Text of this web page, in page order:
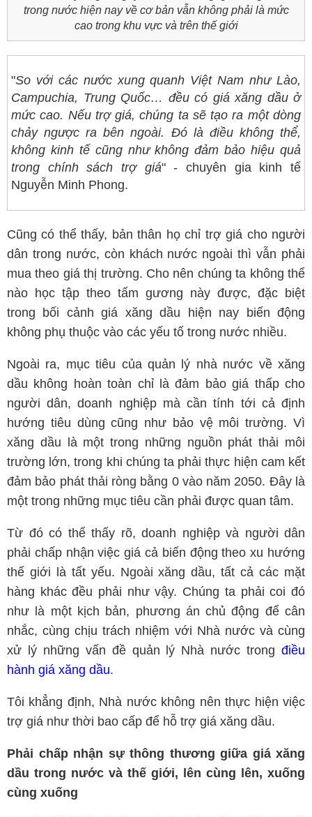
trong nước hiện nay về cơ bản vẫn không phải là mức
cao trong khu vực và trên thế giới
"So với các nước xung quanh Việt Nam như Lào,
Campuchia, Trung Quốc… đều có giá xăng dầu ở
mức cao. Nếu trợ giá, chúng ta sẽ tạo ra một dòng
chảy ngược ra bên ngoài. Đó là điều không thể,
không kinh tế cũng như không đảm bảo hiệu quả
trong chính sách trợ giá" - chuyên gia kinh tế
Nguyễn Minh Phong.
Cũng có thể thấy, bản thân họ chỉ trợ giá cho người
dân trong nước, còn khách nước ngoài thì vẫn phải
mua theo giá thị trường. Cho nên chúng ta không thể
nào học tập theo tấm gương này được, đặc biệt
trong bối cảnh giá xăng dầu hiện nay biến động
không phụ thuộc vào các yếu tố trong nước nhiều.
Ngoài ra, mục tiêu của quản lý nhà nước về xăng
dầu không hoàn toàn chỉ là đảm bảo giá thấp cho
người dân, doanh nghiệp mà cần tính tới cả định
hướng tiêu dùng cũng như bảo vệ môi trường. Vì
xăng dầu là một trong những nguồn phát thải môi
trường lớn, trong khi chúng ta phải thực hiện cam kết
đảm bảo phát thải ròng bằng 0 vào năm 2050. Đây là
một trong những mục tiêu cần phải được quan tâm.
Từ đó có thể thấy rõ, doanh nghiệp và người dân
phải chấp nhận việc giá cả biến động theo xu hướng
thế giới là tất yếu. Ngoài xăng dầu, tất cả các mặt
hàng khác đều phải như vậy. Chúng ta phải coi đó
như là một kịch bản, phương án chủ động để cân
nhắc, cùng chịu trách nhiệm với Nhà nước và cùng
xử lý những vấn đề quản lý Nhà nước trong điều
hành giá xăng dầu.
Tôi khẳng định, Nhà nước không nên thực hiện việc
trợ giá như thời bao cấp để hỗ trợ giá xăng dầu.
Phải chấp nhận sự thông thương giữa giá xăng
dầu trong nước và thế giới, lên cùng lên, xuống
cùng xuống